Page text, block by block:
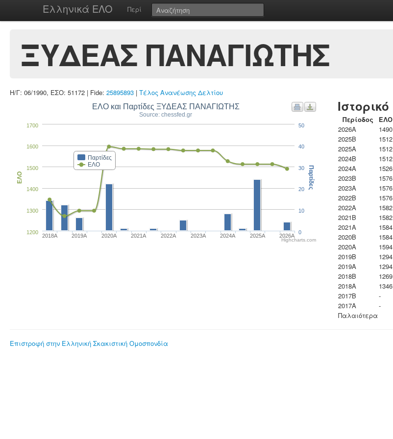
Ελληνικά ΕΛΟ Περί
ΞΥΔΕΑΣ ΠΑΝΑΓΙΩΤΗΣ
Η/Γ: 06/1990, ΕΣΟ: 51172 | Fide: 25895893 | Τέλος Ανανέωσης Δελτίου
ΕΛΟ και Παρτίδες ΞΥΔΕΑΣ ΠΑΝΑΓΙΩΤΗΣ
Source: chessfed.gr
Παρτίδες
ΕΛΟ
2018A 2019A 2020A 2021A 2022A 2023Α 2024A 2025A 2026A
1200
1300
1400
1500
1600
1700
ΕΛΟ
0
10
20
30
40
50
Παρτίδες
Highcharts.com
Ιστορικό
Περίοδος ΕΛΟ
2026A
1490
2025B
1512
2025A
1512
2024B
1512
2024A
1526
2023B
1576
2023Α
1576
2022B
1576
2022A
1582
2021B
1582
2021A
1584
2020B
1584
2020A
1594
2019B
1294
2019A
1294
2018B
1269
2018A
1346
2017B
-
2017A
-
Παλαιότερα
Επιστροφή στην Ελληνική Σκακιστική Ομοσπονδία